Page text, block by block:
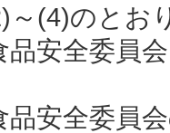
(4)のとお
全委員会
全委員会